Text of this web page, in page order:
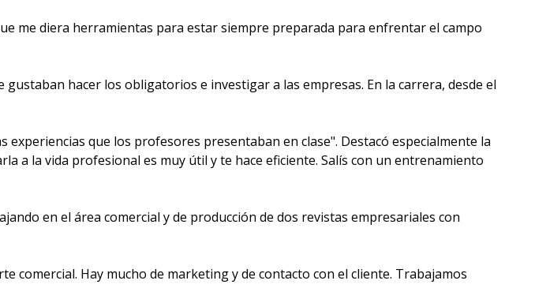
de la
me diera herramientas para estar siempre preparada para enfrentar el campo
hacer los obligatorios e investigar a las empresas. En la carrera, desde el
que los profesores presentaban en clase". Destacó especialmente la
a la vida profesional es muy útil y te hace eficiente. Salís con un entrenamiento
en el área comercial y de producción de dos revistas empresariales con
comercial. Hay mucho de marketing y de contacto con el cliente. Trabajamos